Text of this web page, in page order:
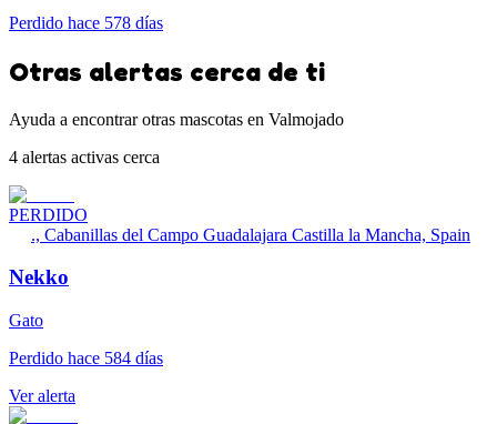
Perdido hace 578 días
Otras alertas cerca de ti
Ayuda a encontrar otras mascotas en Valmojado
4 alertas activas cerca
PERDIDO
., Cabanillas del Campo Guadalajara Castilla la Mancha, Spain
Nekko
Gato
Perdido hace 584 días
Ver alerta